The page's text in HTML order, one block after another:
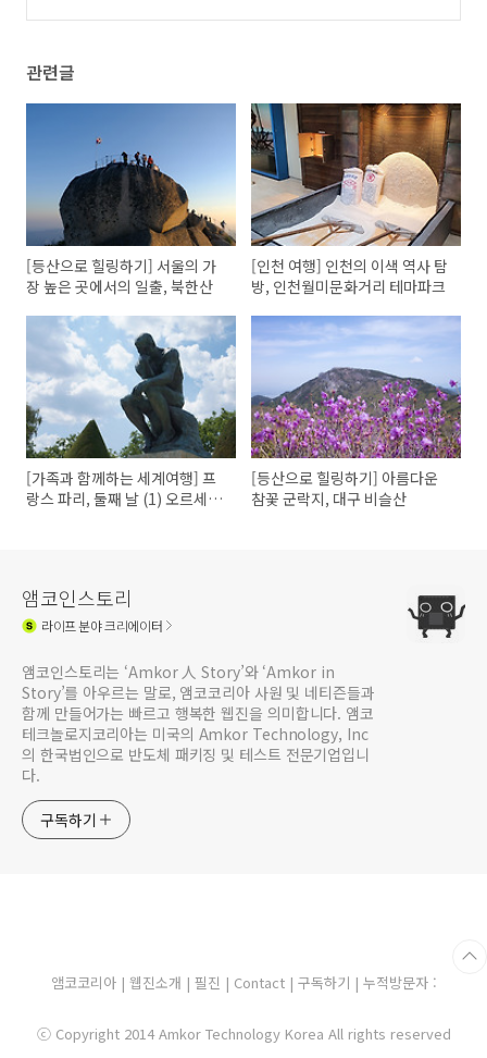
관련글
[등산으로 힐링하기] 서울의 가
장 높은 곳에서의 일출, 북한산
[인천 여행] 인천의 이색 역사 탐
방, 인천월미문화거리 테마파크
[가족과 함께하는 세계여행] 프
랑스 파리, 둘째 날 (1) 오르세 미
[등산으로 힐링하기] 아름다운
참꽃 군락지, 대구 비슬산
앰코인스토리
라이프분야 크리에이터
앰코인스토리는 ‘Amkor 人 Story’와 ‘Amkor in
Story’를 아우르는 말로, 앰코코리아 사원 및 네티즌들과
함께 만들어가는 빠르고 행복한 웹진을 의미합니다. 앰코
테크놀로지코리아는 미국의 Amkor Technology, Inc
의 한국법인으로 반도체 패키징 및 테스트 전문기업입니
다.
구독하기
앰코코리아| 웹진소개 | 필진 | Contact | 구독하기 | 누적방문자 :
ⓒ Copyright 2014 Amkor Technology Korea All rights reserved